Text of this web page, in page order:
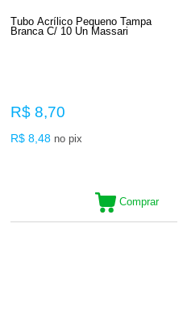
Tubo Acrílico Pequeno Tampa
Branca C/ 10 Un Massari
R$ 8,70
R$ 8,48 no pix
Comprar